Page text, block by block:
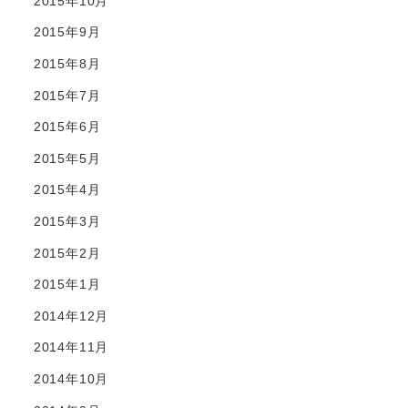
2015年9月
2015年8月
2015年7月
2015年6月
2015年5月
2015年4月
2015年3月
2015年2月
2015年1月
2014年12月
2014年11月
2014年10月